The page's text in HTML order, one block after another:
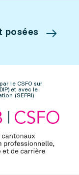
posées
le CSFO sur
et avec le
(SEFRI)